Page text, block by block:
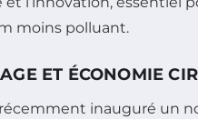
moins polluant.
ET ÉCONOMIE
récemment inauguré un